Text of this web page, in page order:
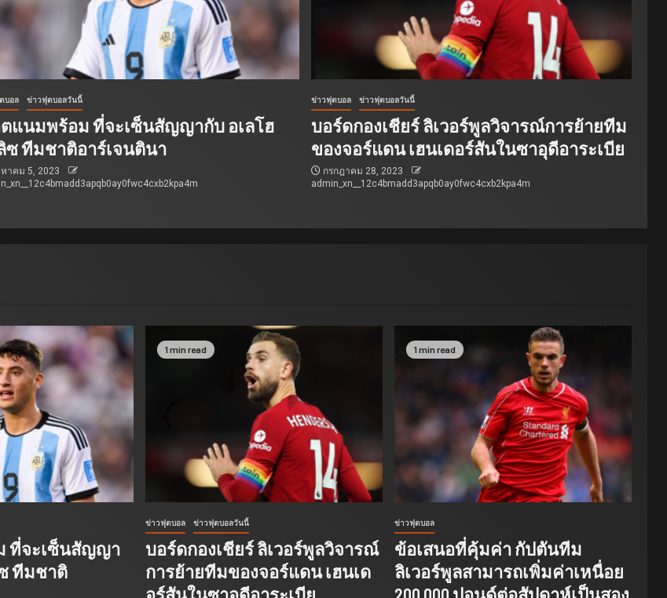
บอล ข่าวฟุตบอลวันนี้
แนมพร้อม ที่จะเซ็นสัญญากับ อเลโฮ
ซ ทีมชาติอาร์เจนตินา
าคม 5, 2023
ข่าวฟุตบอล ข่าวฟุตบอลวันนี้
บอร์ดกองเชียร์ ลิเวอร์พูลวิจารณ์การย้ายทีม
ของจอร์แดน เฮนเดอร์สันในซาอุดีอาระเบีย
กรกฎาคม 28, 2023
admin_xn__12c4bmadd3apqb0ay0fwc4cxb2kpa4m
ที่จะเซ็นสัญญา
ทีมชาติ
1 min read
ข่าวฟุตบอล ข่าวฟุตบอลวันนี้
บอร์ดกองเชียร์ ลิเวอร์พูลวิจารณ์
การย้ายทีมของจอร์แดน เฮนเด
อร์สันในซาอุดีอาระเบีย
1 min read
ข่าวฟุตบอล
ข้อเสนอที่คุ้มค่า กัปตันทีม
ลิเวอร์พูลสามารถเพิ่มค่าเหนื่อย
200,000 ปอนด์ต่อสัปดาห์เป็นสอง